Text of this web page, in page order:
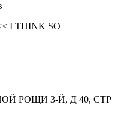
I THINK SO
РОЩИ 3-Й, Д 40, СТР